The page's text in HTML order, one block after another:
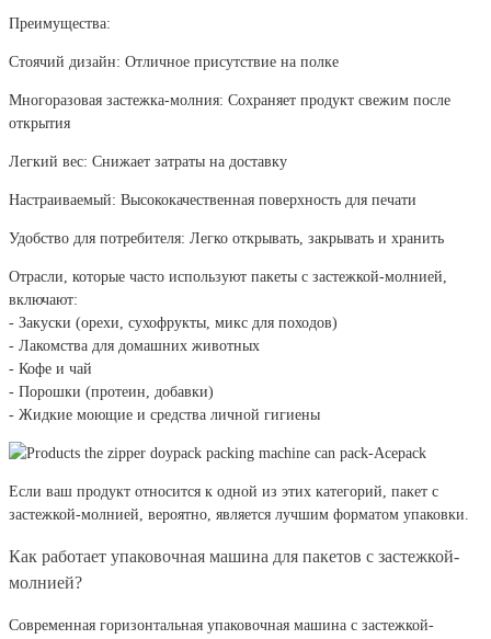
Преимущества:
Стоячий дизайн: Отличное присутствие на полке
Многоразовая застежка-молния: Сохраняет продукт свежим после
открытия
Легкий вес: Снижает затраты на доставку
Настраиваемый: Высококачественная поверхность для печати
Удобство для потребителя: Легко открывать, закрывать и хранить
Отрасли, которые часто используют пакеты с застежкой-молнией,
включают:
- Закуски (орехи, сухофрукты, микс для походов)
- Лакомства для домашних животных
- Кофе и чай
- Порошки (протеин, добавки)
- Жидкие моющие и средства личной гигиены
Если ваш продукт относится к одной из этих категорий, пакет с
застежкой-молнией, вероятно, является лучшим форматом упаковки.
Как работает упаковочная машина для пакетов с застежкой-
молнией?
Современная горизонтальная упаковочная машина с застежкой-